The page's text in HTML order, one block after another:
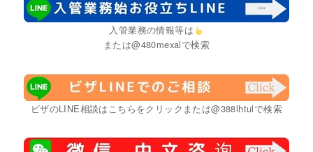
入管業務の情報等は
または@480mexalで検索
ビザのLINE相談はこちらをクリックまたは@388lhtulで検索